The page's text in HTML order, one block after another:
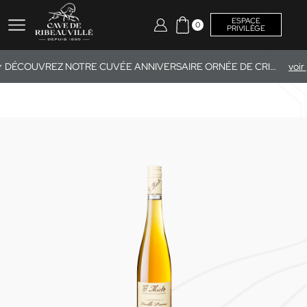
0 ESPACE
PRIVILÈGE
DÉCOUVREZ NOTRE CUVÉE ANNIVERSAIRE ORNÉE DE CRISTAUX SWAROVSKI®.